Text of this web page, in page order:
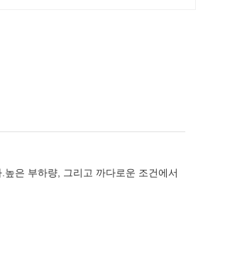
은 부하량, 그리고 까다로운 조건에서